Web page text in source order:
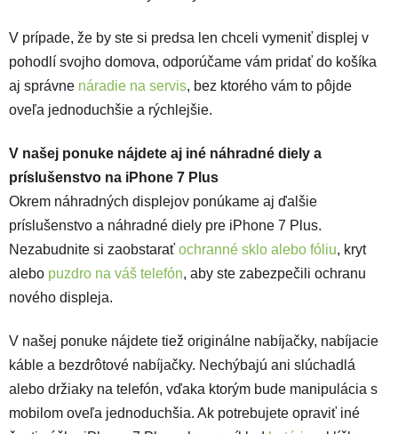
V prípade, že by ste si predsa len chceli vymeniť displej v
pohodlí svojho domova, odporúčame vám pridať do košíka
aj správne náradie na servis, bez ktorého vám to pôjde
oveľa jednoduchšie a rýchlejšie.
V našej ponuke nájdete aj iné náhradné diely a
príslušenstvo na iPhone 7 Plus
Okrem náhradných displejov ponúkame aj ďalšie
príslušenstvo a náhradné diely pre iPhone 7 Plus.
Nezabudnite si zaobstarať ochranné sklo alebo fóliu, kryt
alebo puzdro na váš telefón, aby ste zabezpečili ochranu
nového displeja.
V našej ponuke nájdete tiež originálne nabíjačky, nabíjacie
káble a bezdrôtové nabíjačky. Nechýbajú ani slúchadlá
alebo držiaky na telefón, vďaka ktorým bude manipulácia s
mobilom oveľa jednoduchšia. Ak potrebujete opraviť iné